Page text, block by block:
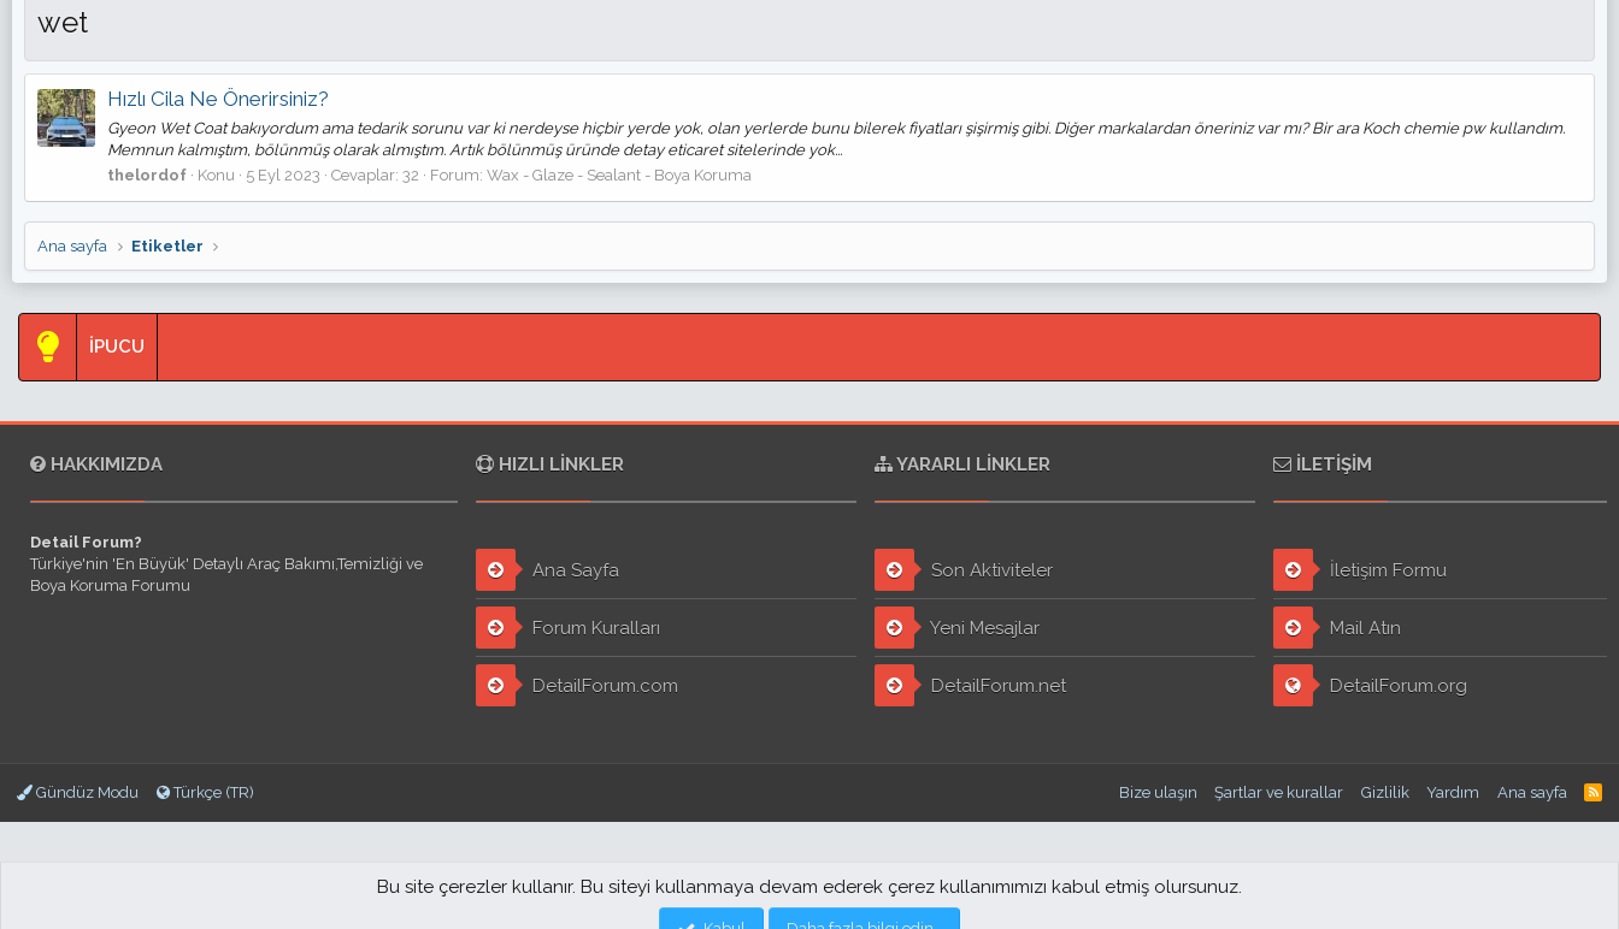
wet
Hızlı Cila Ne Önerirsiniz?
Gyeon Wet Coat bakıyordum ama tedarik sorunu var ki nerdeyse hiçbir yerde yok, olan yerlerde bunu bilerek fiyatları şişirmiş gibi. Diğer markalardan öneriniz var mı? Bir ara Koch chemie pw kullandım.
Memnun kalmıştım, bölünmüş olarak almıştım. Artık bölünmüş üründe detay eticaret sitelerinde yok...
thelordof
Konu 5 Eyl 2023 Cevaplar: 32 Forum: Wax - Glaze - Sealant - Boya Koruma
Ana sayfa Etiketler
İPUCU
HAKKIMIZDA
Detail Forum?
Türkiye'nin 'En Büyük' Detaylı Araç Bakımı,Temizliği ve
Boya Koruma Forumu
HIZLI LINKLER
Ana Sayfa
Forum Kuralları
DetailForum.com
YARARLI LINKLER
Son Aktiviteler
Yeni Mesajlar
DetailForum.net
İLETIŞIM
İletişim Formu
Mail Atın
DetailForum.org
Gündüz Modu Türkçe (TR) Bize ulaşın Şartlar ve kurallar Gizlilik Yardım Ana sayfa
Bu site çerezler kullanır. Bu siteyi kullanmaya devam ederek çerez kullanımımızı kabul etmiş olursunuz.